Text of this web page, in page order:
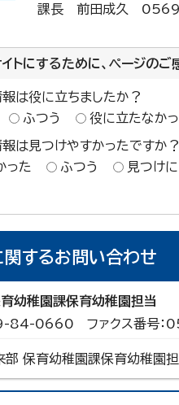
課長 前田成久
トにするために、ページのご
は役に立ちましたか？
ふつう 役に立たなか
は見つけやすかったですか？
った
ふつう 見つけ
関するお問い合わせ
幼稚園課保育幼稚園担当
84-0660 ファクス番号
部 保育幼稚園課保育幼稚園